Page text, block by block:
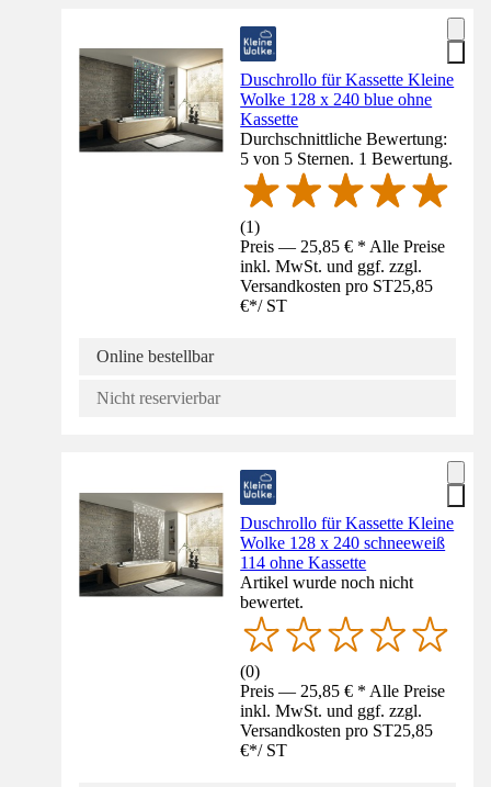
Duschrollo für Kassette Kleine
Wolke 128 x 240 blue ohne
Kassette
Durchschnittliche Bewertung:
5 von 5 Sternen. 1 Bewertung.
(1)
Preis — 25,85 € * Alle Preise
inkl. MwSt. und ggf. zzgl.
Versandkosten pro ST25,85
€*/ ST
Online bestellbar
Nicht reservierbar
Duschrollo für Kassette Kleine
Wolke 128 x 240 schneeweiß
114 ohne Kassette
Artikel wurde noch nicht
bewertet.
(0)
Preis — 25,85 € * Alle Preise
inkl. MwSt. und ggf. zzgl.
Versandkosten pro ST25,85
€*/ ST